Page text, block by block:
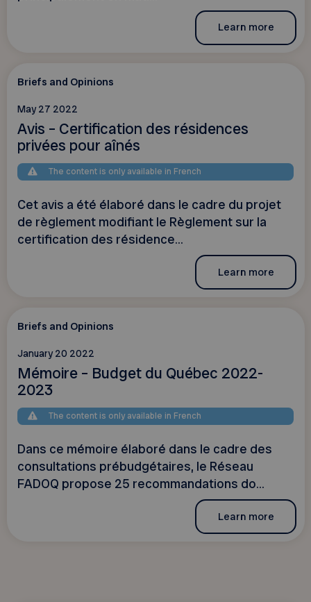
Learn more
Briefs and Opinions
May 27 2022
Avis – Certification des résidences
privées pour aînés
The content is only available in French
Cet avis a été élaboré dans le cadre du projet
de règlement modifiant le Règlement sur la
certification des résidence...
Learn more
Briefs and Opinions
January 20 2022
Mémoire – Budget du Québec 2022-
2023
The content is only available in French
Dans ce mémoire élaboré dans le cadre des
consultations prébudgétaires, le Réseau
FADOQ propose 25 recommandations do...
Learn more